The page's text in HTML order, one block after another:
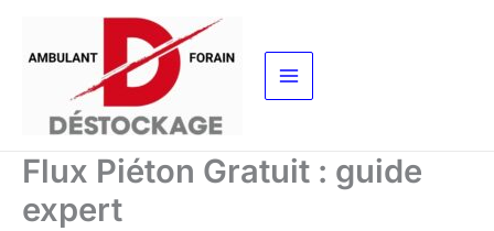
contenu
Flux Piéton Gratuit : guide
expert